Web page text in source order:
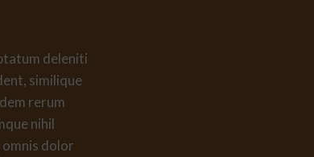
deleniti
similique
rerum
nihil
omnis dolor